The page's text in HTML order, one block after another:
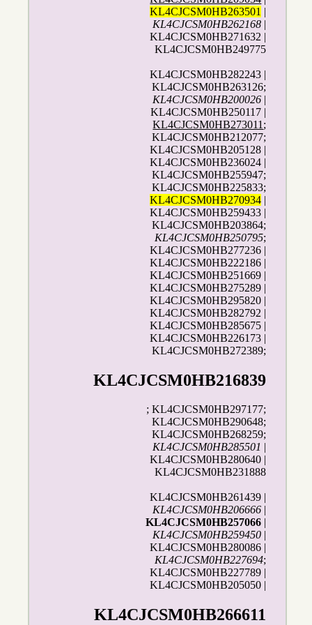
KL4CJCSM0HB263501 |
KL4CJCSM0HB262168 |
KL4CJCSM0HB271632 |
KL4CJCSM0HB249775
KL4CJCSM0HB282243 |
KL4CJCSM0HB263126;
KL4CJCSM0HB200026 |
KL4CJCSM0HB250117 |
KL4CJCSM0HB273011 ;
KL4CJCSM0HB212077;
KL4CJCSM0HB205128 |
KL4CJCSM0HB236024 |
KL4CJCSM0HB255947;
KL4CJCSM0HB225833;
KL4CJCSM0HB270934 |
KL4CJCSM0HB259433 |
KL4CJCSM0HB203864;
KL4CJCSM0HB250795;
KL4CJCSM0HB277236 |
KL4CJCSM0HB222186 |
KL4CJCSM0HB251669 |
KL4CJCSM0HB275289 |
KL4CJCSM0HB295820 |
KL4CJCSM0HB282792 |
KL4CJCSM0HB285675 |
KL4CJCSM0HB226173 |
KL4CJCSM0HB272389;
KL4CJCSM0HB216839
; KL4CJCSM0HB297177;
KL4CJCSM0HB290648;
KL4CJCSM0HB268259;
KL4CJCSM0HB285501
KL4CJCSM0HB280640 |
KL4CJCSM0HB231888
KL4CJCSM0HB261439 |
KL4CJCSM0HB206666
KL4CJCSM0HB257066
KL4CJCSM0HB259450
KL4CJCSM0HB280086 |
KL4CJCSM0HB227694;
KL4CJCSM0HB227789 |
KL4CJCSM0HB205050 |
KL4CJCSM0HB266611